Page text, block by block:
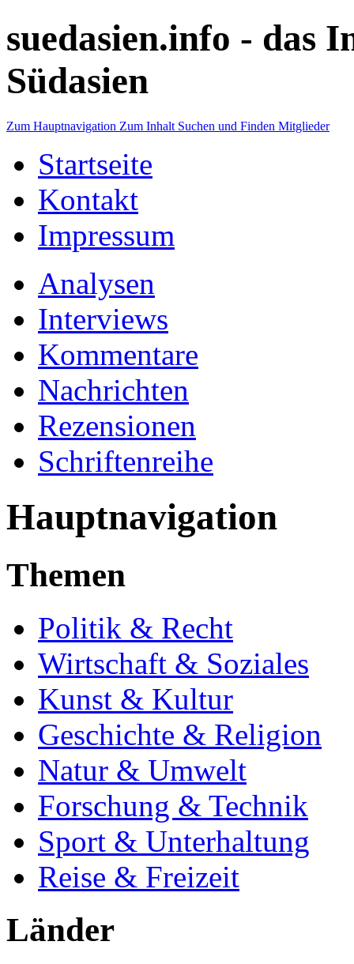
suedasien.info - das
Südasien
Zum Hauptnavigation Zum Inhalt Suchen und Finden Mitglieder
Startseite
Kontakt
Impressum
Analysen
Interviews
Kommentare
Nachrichten
Rezensionen
Schriftenreihe
Hauptnavigation
Themen
Politik & Recht
Wirtschaft & Soziales
Kunst & Kultur
Geschichte & Religion
Natur & Umwelt
Forschung & Technik
Sport & Unterhaltung
Reise & Freizeit
Länder